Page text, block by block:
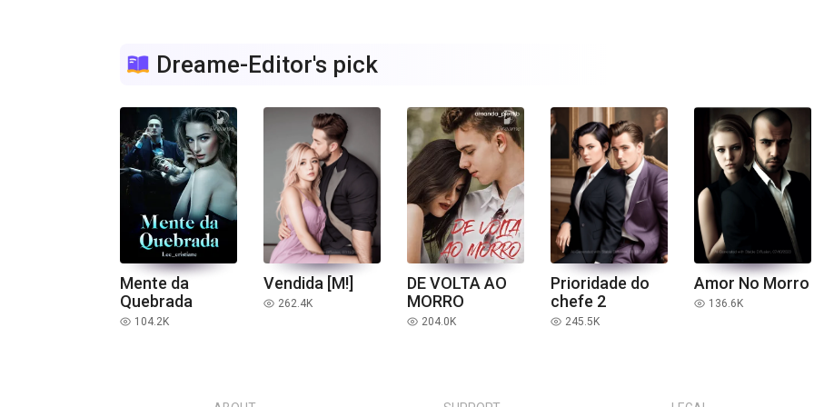
Dreame-Editor's pick
Mente da
Quebrada
read 104.2K
Vendida [M!]
read 262.4K
DE VOLTA AO
MORRO
read 204.0K
Prioridade do
chefe 2
read 245.5K
Amor No Morro
read 136.6K